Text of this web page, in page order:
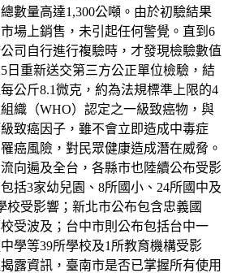
數量高達1,300公噸。由於初驗結果
場上銷售，未引起任何警覺。直到6
司自行進行複驗時，才發現檢驗數值
日重新送交第三方公正單位檢驗，結
公斤8.1微克，約為法規標準上限的4
織（WHO）認定之一級致癌物，與
致癌因子，雖不會立即造成中毒症
癌風險，對民眾健康造成潛在威脅。
向遍及全台，各縣市也陸續公布受影
括3家幼兒園、8所國小、24所國中及
校受影響；新北市公布包含忠義國
受波及；台中市則公布包括台中一
學等39所學校及1所教育機構受影
露資訊，臺南市是否已掌握所有使用